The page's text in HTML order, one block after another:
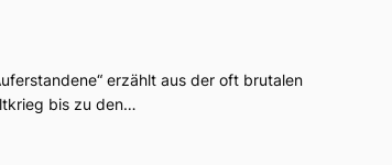
erzählt aus der oft brutalen
bis zu den…